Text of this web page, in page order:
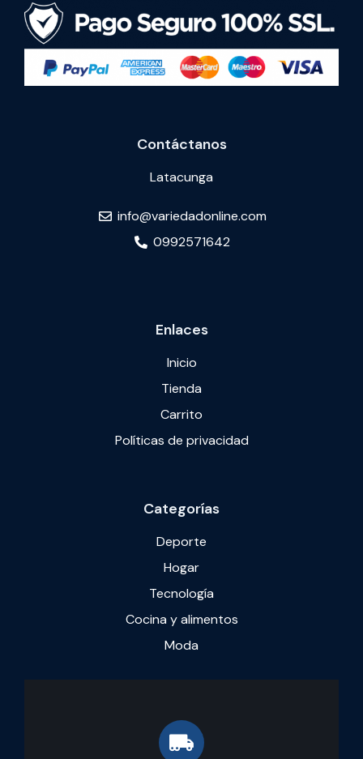
Contáctanos
Latacunga
info@variedadonline.com
0992571642
Enlaces
Inicio
Tienda
Carrito
Políticas de privacidad
Categorías
Deporte
Hogar
Tecnología
Cocina y alimentos
Moda